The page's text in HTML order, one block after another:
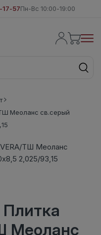
17-57Пн-Вс 10:00-19:00
Меоланс св.серый
Меоланс